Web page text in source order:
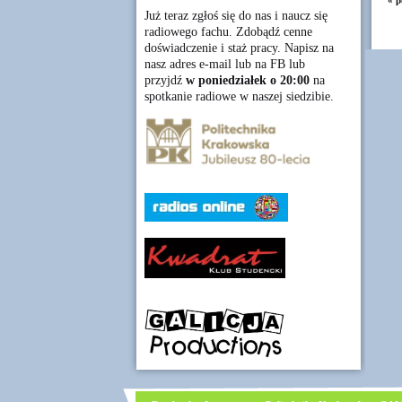
Już teraz zgłoś się do nas i naucz się
radiowego fachu. Zdobądź cenne
doświadczenie i staż pracy. Napisz na
nasz adres e-mail lub na FB lub
przyjdź w poniedziałek o 20:00na
spotkanie radiowe w naszej siedzibie.